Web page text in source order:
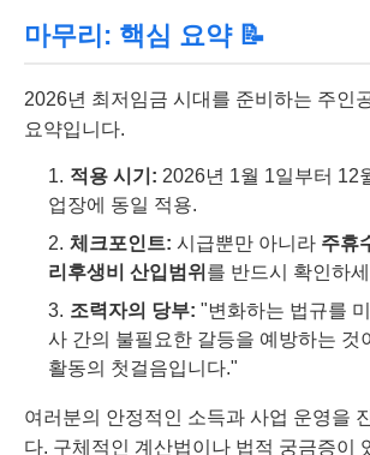
마무리: 핵심 요약 📝
2026년 최저임금 시대를 준비하는 주인
요약입니다.
적용 시기: 2026년 1월 1일부터 12
업장에 동일 적용.
체크포인트: 시급뿐만 아니라 주휴
리후생비 산입범위 를 반드시 확인하
조력자의 당부: "변화하는 법규를
사 간의 불필요한 갈등을 예방하는 것
활동의 첫걸음입니다."
여러분의 안정적인 소득과 사업 운영을
다. 구체적인 계산법이나 법적 궁금증이